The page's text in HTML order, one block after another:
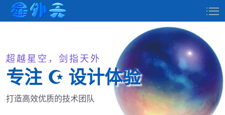
超越星空，剑指天外
专注 ☪ 设计体验
打造高效优质的技术团队